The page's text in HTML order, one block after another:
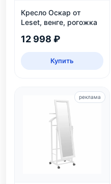
Кресло Оскар от
Leset, венге, рогожка
12 998 ₽
Купить
реклама